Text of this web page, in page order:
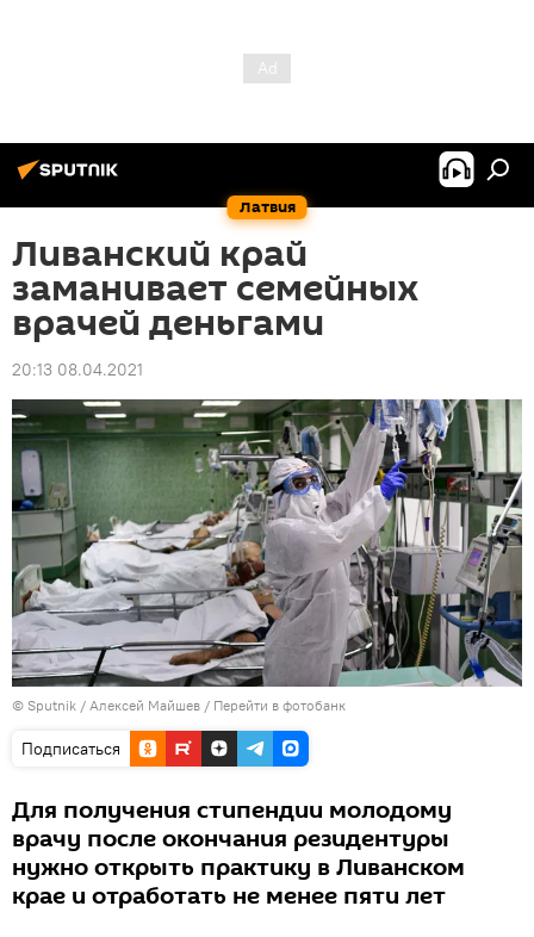
Латвия
Ливанский край
заманивает семейных
врачей деньгами
20:13 08.04.2021
© Sputnik / Алексей Майшев / Перейти в фотобанк
Подписаться
Для получения стипендии молодому
врачу после окончания резидентуры
нужно открыть практику в Ливанском
крае и отработать не менее пяти лет